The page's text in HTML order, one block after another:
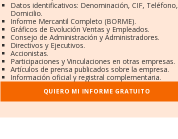
Datos identificativos: Denominación, CIF, Teléfono,
Domicilio.
Informe Mercantil Completo (BORME).
Gráficos de Evolución Ventas y Empleados.
Consejo de Administración y Administradores.
Directivos y Ejecutivos.
Accionistas.
Participaciones y Vinculaciones en otras empresas.
Artículos de prensa publicados sobre la empresa.
Información oficial y registral complementaria.
QUIERO MI INFORME GRATUITO